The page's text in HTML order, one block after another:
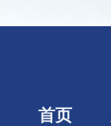
首页